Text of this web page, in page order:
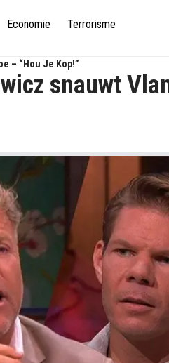
Economie Terrorisme
– “Hou Je Kop!”
snauwt